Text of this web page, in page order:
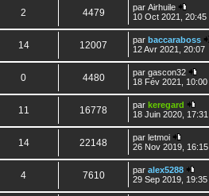
2 4479 parAirhuile
10 Oct 2021, 20:45
14 12007 parbaccaraboss
12 Avr 2021, 20:07
0 4480 pargascon32
18 Fév 2021, 10:00
11 16778 parkeregard
18 Juin 2020, 17:31
14 22148 parletmoi
26 Nov 2019, 16:15
4 7610 paralex5288
29 Sep 2019, 19:35